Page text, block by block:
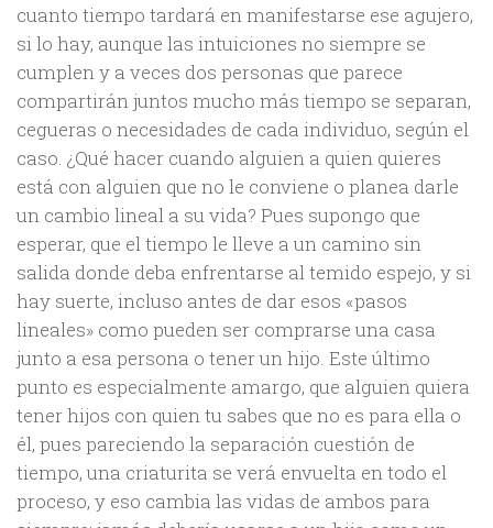
cuanto tiempo tardará en manifestarse ese agujero,
si lo hay, aunque las intuiciones no siempre se
cumplen y a veces dos personas que parece
compartirán juntos mucho más tiempo se separan,
cegueras o necesidades de cada individuo, según el
caso. ¿Qué hacer cuando alguien a quien quieres
está con alguien que no le conviene o planea darle
un cambio lineal a su vida? Pues supongo que
esperar, que el tiempo le lleve a un camino sin
salida donde deba enfrentarse al temido espejo, y si
hay suerte, incluso antes de dar esos «pasos
lineales» como pueden ser comprarse una casa
junto a esa persona o tener un hijo. Este último
punto es especialmente amargo, que alguien quiera
tener hijos con quien tu sabes que no es para ella o
él, pues pareciendo la separación cuestión de
tiempo, una criaturita se verá envuelta en todo el
proceso, y eso cambia las vidas de ambos para